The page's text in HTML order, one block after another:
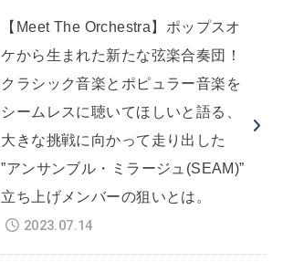
【Meet The Orchestra】ポップスオ
ケから生まれた新たな弦楽合奏団！
クラシック音楽とポピュラー音楽を
シームレスに聴いてほしいと語る、
大きな挑戦に向かって走り出した
”アンサンブル・ミラージュ(SEAM)”
立ち上げメンバーの狙いとは。
2023.07.14